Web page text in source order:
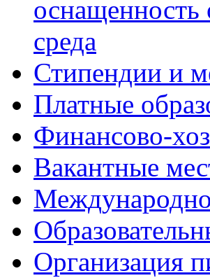
оснащенность
среда
Стипендии и
Платные
Финансово-
Вакантные
Организация